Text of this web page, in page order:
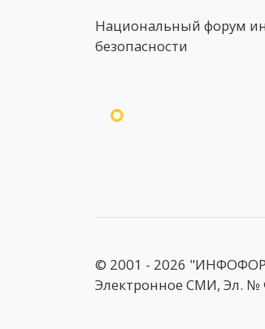
Национальный форум
безопасности
© 2001 - 2026
Электронное СМИ, Эл.